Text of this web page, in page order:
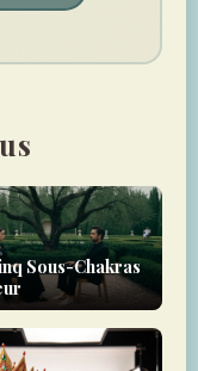
Sous-Chakras